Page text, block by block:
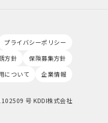
プライバシーポリシー
方針
保険募集方針
について 企業情報
号 KDDI株式会社